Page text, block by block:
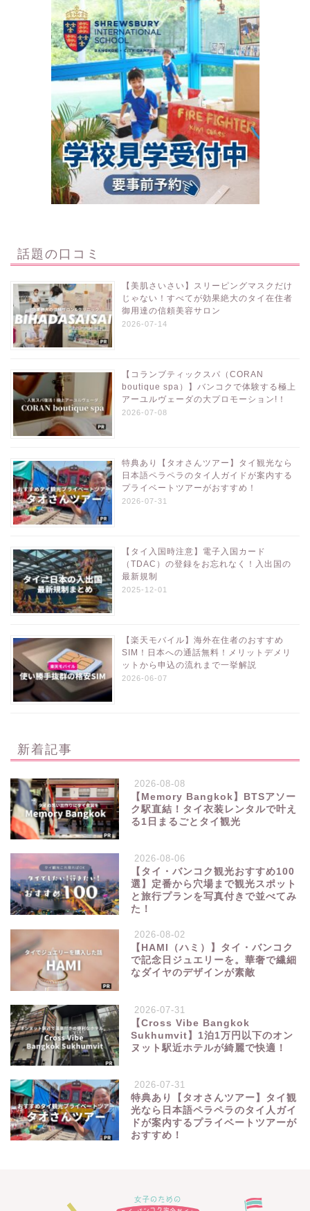
話題の口コミ
【美肌さいさい】スリーピングマスクだけ
じゃない！すべてが効果絶大のタイ在住者
御用達の信頼美容サロン
2026-07-14
【コランブティックスパ（CORAN
boutique spa）】バンコクで体験する極上
アーユルヴェーダの大プロモーション!！
2026-07-08
特典あり【タオさんツアー】タイ観光なら
日本語ペラペラのタイ人ガイドが案内する
プライベートツアーがおすすめ！
2026-07-31
【タイ入国時注意】電子入国カード
（TDAC）の登録をお忘れなく！入出国の
最新規制
2025-12-01
【楽天モバイル】海外在住者のおすすめ
SIM！日本への通話無料！メリットデメリ
ットから申込の流れまで一挙解説
2026-06-07
新着記事
2026-08-08
【Memory Bangkok】BTSアソー
ク駅直結！タイ衣装レンタルで叶え
る1日まるごとタイ観光
2026-08-06
【タイ・バンコク観光おすすめ100
選】定番から穴場まで観光スポット
と旅行プランを写真付きで並べてみ
た！
2026-08-02
【HAMI（ハミ）】タイ・バンコク
で記念日ジュエリーを。華奢で繊細
なダイヤのデザインが素敵
2026-07-31
【Cross Vibe Bangkok
Sukhumvit】1泊1万円以下のオン
ヌット駅近ホテルが綺麗で快適！
2026-07-31
特典あり【タオさんツアー】タイ観
光なら日本語ペラペラのタイ人ガイ
ドが案内するプライベートツアーが
おすすめ！